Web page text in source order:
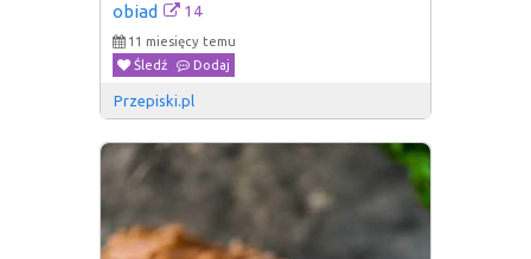
obiad
14
11 miesięcy temu
Śledź
Dodaj
Przepiski.pl